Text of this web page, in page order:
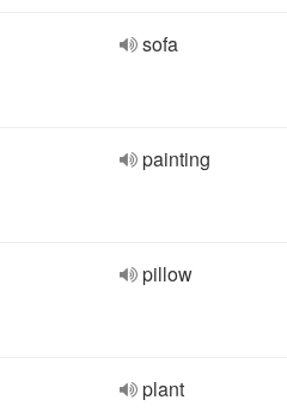
sofa
painting
pillow
plant